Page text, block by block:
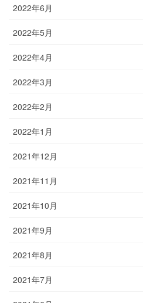
2022年6月
2022年5月
2022年4月
2022年3月
2022年2月
2022年1月
2021年12月
2021年11月
2021年10月
2021年9月
2021年8月
2021年7月